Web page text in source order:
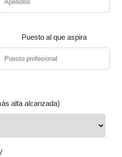
Puesto al que aspira
alta alcanzada)